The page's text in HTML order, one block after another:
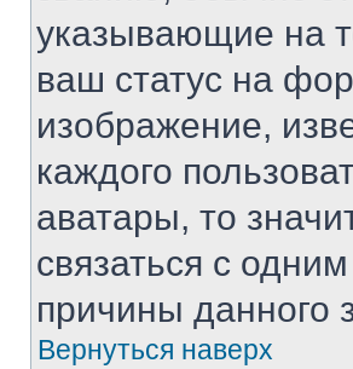
указывающие на
ваш статус на
изображение,
каждого
аватары, то
связаться с
причины данного
Вернуться наверх